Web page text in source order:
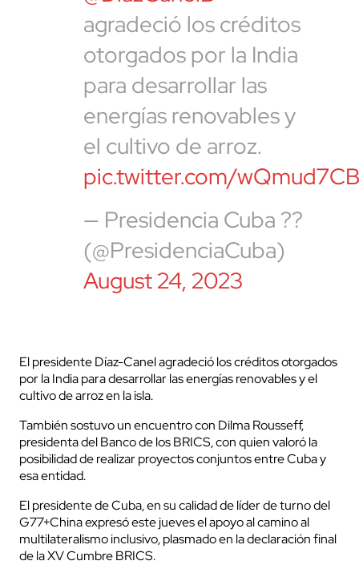
agradeció los créditos
otorgados por la India
para desarrollar las
energías renovables y
el cultivo de arroz.
pic.twitter.com/
— Presidencia Cuba ??
(@PresidenciaCuba)
August 24, 2023
El presidente Díaz-Canel agradeció los créditos otorgados
por la India para desarrollar las energías renovables y el
cultivo de arroz en la isla.
También sostuvo un encuentro con Dilma Rousseff,
presidenta del Banco de los BRICS, con quien valoróla
posibilidad de realizar proyectos conjuntosentre Cuba y
esa entidad.
El presidente de Cuba, en su calidad de líder de turno del
G77+China expresó este jueves el apoyo al camino al
multilateralismo inclusivo, plasmado en la declaración final
de la XV Cumbre BRICS.